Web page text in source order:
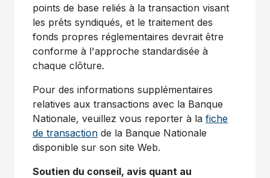
points de base reliés à la transaction visant
les prêts syndiqués, et le traitement des
fonds propres réglementaires devrait être
conforme à l'approche standardisée à
chaque clôture.
Pour des informations supplémentaires
relatives aux transactions avec la Banque
Nationale, veuillez vous reporter à la fiche
de transaction de la Banque Nationale
disponible sur son site Web.
Soutien du conseil, avis quant au